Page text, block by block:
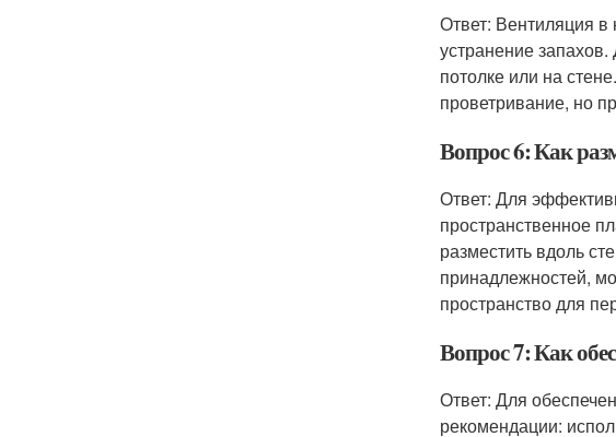
Ответ: Вентиляция
устранение
потолке или на
проветривание, но
Вопрос 6: Как
Ответ: Для
пространственное
разместить вдоль
принадлежностей,
пространство для
Вопрос 7: Как
Ответ: Для
рекомендации: